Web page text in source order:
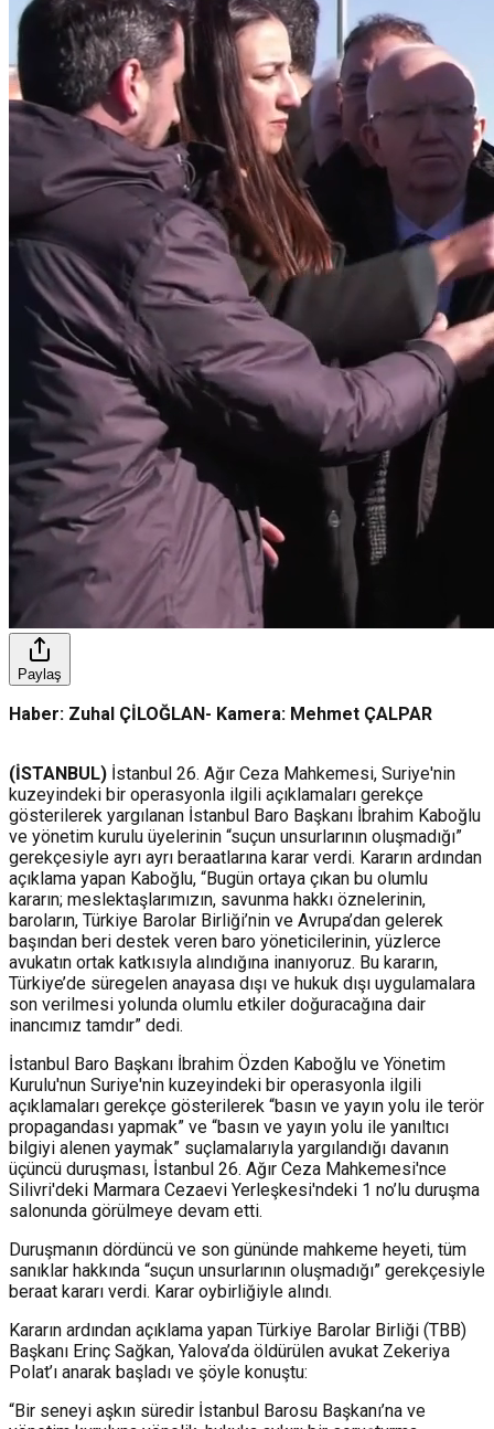
Paylaş
Haber: Zuhal ÇİLOĞLAN- Kamera: Mehmet ÇALPAR
(İSTANBUL) İstanbul 26. Ağır Ceza Mahkemesi, Suriye'nin
kuzeyindeki bir operasyonla ilgili açıklamaları gerekçe
gösterilerek yargılanan İstanbul Baro Başkanı İbrahim Kaboğlu
ve yönetim kurulu üyelerinin “suçun unsurlarının oluşmadığı”
gerekçesiyle ayrı ayrı beraatlarına karar verdi. Kararın ardından
açıklama yapan Kaboğlu, “Bugün ortaya çıkan bu olumlu
kararın; meslektaşlarımızın, savunma hakkı öznelerinin,
baroların, Türkiye Barolar Birliği’nin ve Avrupa’dan gelerek
başından beri destek veren baro yöneticilerinin, yüzlerce
avukatın ortak katkısıyla alındığına inanıyoruz. Bu kararın,
Türkiye’de süregelen anayasa dışı ve hukuk dışı uygulamalara
son verilmesi yolunda olumlu etkiler doğuracağına dair
inancımız tamdır” dedi.
İstanbul Baro Başkanı İbrahim Özden Kaboğlu ve Yönetim
Kurulu'nun Suriye'nin kuzeyindeki bir operasyonla ilgili
açıklamaları gerekçe gösterilerek “basın ve yayın yolu ile terör
propagandası yapmak” ve “basın ve yayın yolu ile yanıltıcı
bilgiyi alenen yaymak” suçlamalarıyla yargılandığı davanın
üçüncü duruşması, İstanbul 26. Ağır Ceza Mahkemesi'nce
Silivri'deki Marmara Cezaevi Yerleşkesi'ndeki 1 no’lu duruşma
salonunda görülmeye devam etti.
Duruşmanın dördüncü ve son gününde mahkeme heyeti, tüm
sanıklar hakkında “suçun unsurlarının oluşmadığı” gerekçesiyle
beraat kararı verdi. Karar oybirliğiyle alındı.
Kararın ardından açıklama yapan Türkiye Barolar Birliği (TBB)
Başkanı Erinç Sağkan, Yalova’da öldürülen avukat Zekeriya
Polat’ı anarak başladı ve şöyle konuştu:
“Bir seneyi aşkın süredir İstanbul Barosu Başkanı’na ve